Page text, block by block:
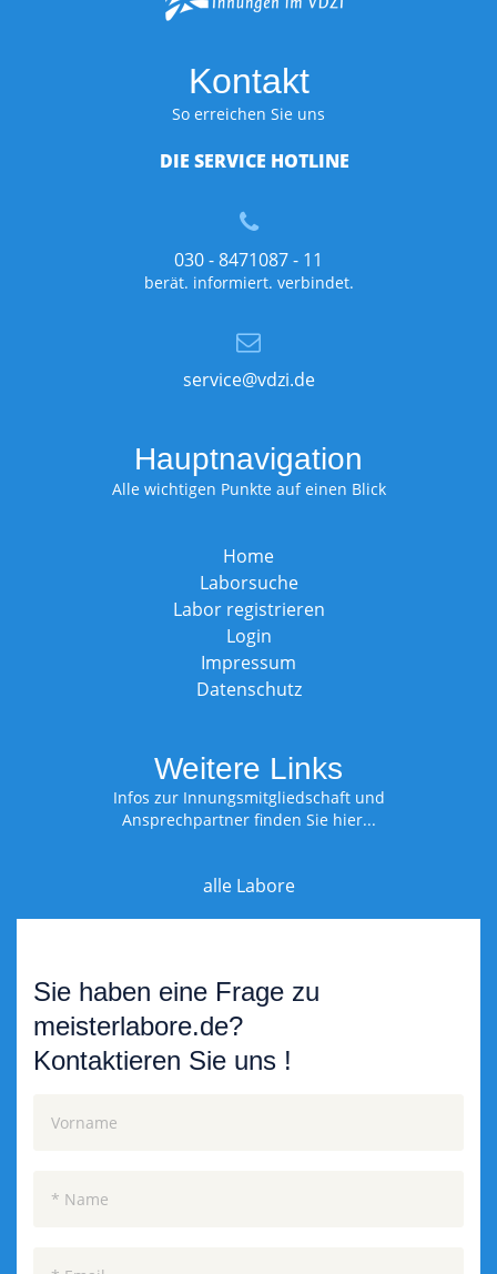
Kontakt
So erreichen Sie uns
DIE SERVICE HOTLINE
030 - 8471087 - 11
berät. informiert. verbindet.
service@vdzi.de
Hauptnavigation
Alle wichtigen Punkte auf einen Blick
Home
Laborsuche
Labor registrieren
Login
Impressum
Datenschutz
Weitere Links
Infos zur Innungsmitgliedschaft und
Ansprechpartner finden Sie hier...
alle Labore